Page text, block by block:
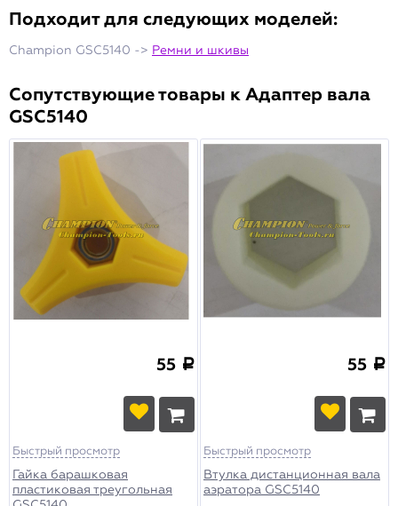
Подходит для следующих моделей:
Champion GSC5140 -> Ремни и шкивы
Сопутствующие товары к Адаптер вала
GSC5140
55 a
Быстрый просмотр
Гайка барашковая
пластиковая треугольная
55 a
Быстрый просмотр
Втулка дистанционная вала
аэратора GSC5140